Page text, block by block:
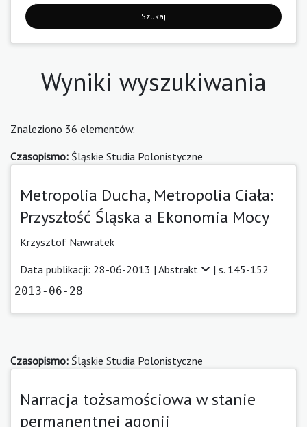
Szukaj
Wyniki wyszukiwania
Znaleziono 36 elementów.
Czasopismo: Śląskie Studia Polonistyczne
Metropolia Ducha, Metropolia Ciała:
Przyszłość Śląska a Ekonomia Mocy
Krzysztof Nawratek
Data publikacji: 28-06-2013 | Abstrakt | s. 145-152
2013-06-28
Czasopismo: Śląskie Studia Polonistyczne
Narracja tożsamościowa w stanie
permanentnej agonii